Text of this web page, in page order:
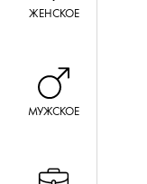
ЖЕНСКОЕ
МУЖСКОЕ